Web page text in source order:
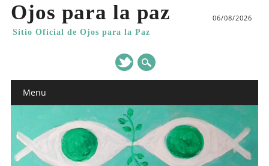
Ojos para la paz
Sitio Oficial de Ojos para la Paz
06/08/2026
Main menu
Menu